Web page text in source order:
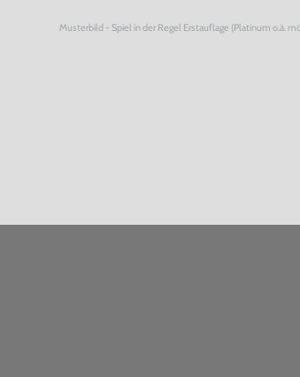
Musterbild - Spiel in der Regel Erstauflage (Platinum o.ä.